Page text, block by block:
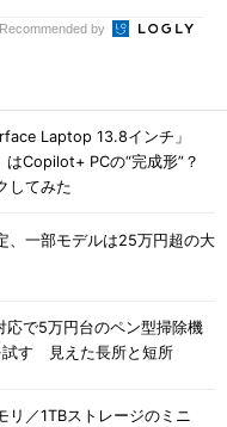
Recommended by
Laptop 13.8インチ」
はCopilot+ PCの“完成形”？
してみた
、一部モデルは25万円超の大
応で5万円台のペン型掃除機
試す 見えた長所と短所
リ／1TBストレージのミニ